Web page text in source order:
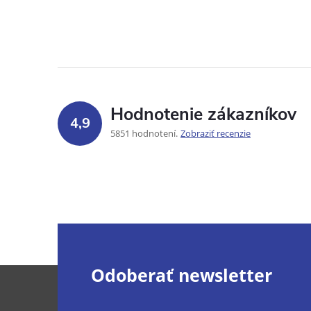
4,9 Hodnotenie zákazníkov
5851 hodnotení Zobraziť recenzie
Odoberať newsletter